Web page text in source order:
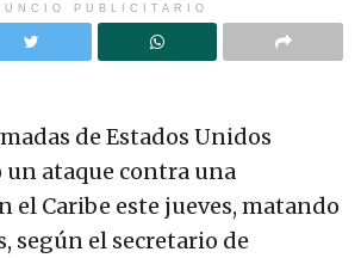
PUBLICITARIO
de Estados Unidos
un ataque contra una
el Caribe este jueves, matando
según el secretario de